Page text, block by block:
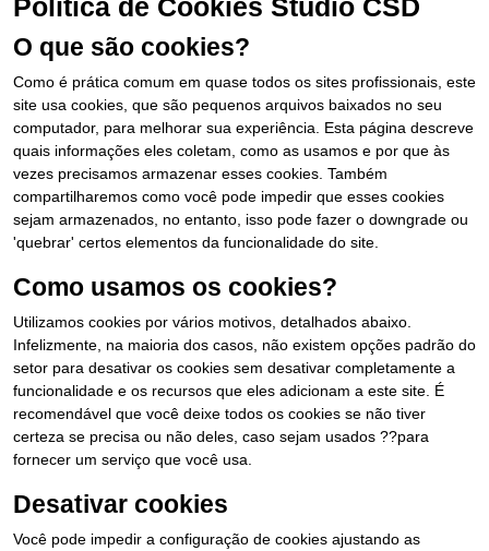
Política de Cookies Studio CSD
O que são cookies?
Como é prática comum em quase todos os sites profissionais, este
site usa cookies, que são pequenos arquivos baixados no seu
computador, para melhorar sua experiência. Esta página descreve
quais informações eles coletam, como as usamos e por que às
vezes precisamos armazenar esses cookies. Também
compartilharemos como você pode impedir que esses cookies
sejam armazenados, no entanto, isso pode fazer o downgrade ou
'quebrar' certos elementos da funcionalidade do site.
Como usamos os cookies?
Utilizamos cookies por vários motivos, detalhados abaixo.
Infelizmente, na maioria dos casos, não existem opções padrão do
setor para desativar os cookies sem desativar completamente a
funcionalidade e os recursos que eles adicionam a este site. É
recomendável que você deixe todos os cookies se não tiver
certeza se precisa ou não deles, caso sejam usados ??para
fornecer um serviço que você usa.
Desativar cookies
Você pode impedir a configuração de cookies ajustando as